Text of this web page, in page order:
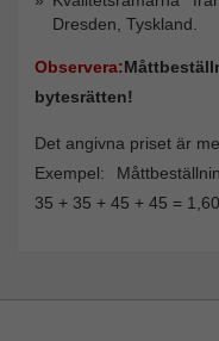
Dresden, Tyskland.
Observera:
bytesrätten!
Det angivna priset är
Exempel:
35 + 35 + 45 + 45 =